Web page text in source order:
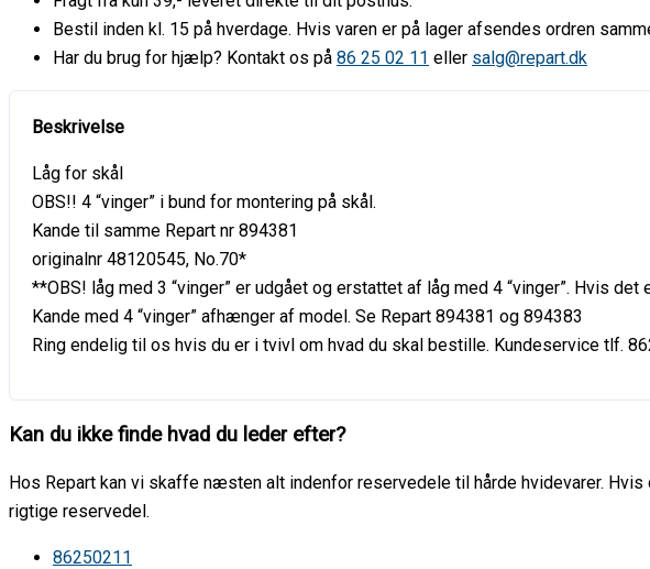
Bestil inden kl. 15 på hverdage. Hvis varen er på lager afsendes ordren
Har du brug for hjælp? Kontakt os på 86 25 02 11 eller salg@repart.dk
Låg for skål
OBS!! 4 “vinger” i bund for montering på skål.
Kande til samme Repart nr 894381
originalnr 48120545, No.70*
**OBS! låg med 3 “vinger” er udgået og erstattet af låg med 4 “vinger”. Hvis
Kande med 4 “vinger” afhænger af model. Se Repart 894381 og 894383
Ring endelig til os hvis du er i tvivl om hvad du skal bestille. Kundeservice tlf.
Kan du ikke finde hvad du leder efter?
Hos Repart kan vi skaffe næsten alt indenfor reservedele til hårde hvidevarer.
rigtige reservedel.
86250211